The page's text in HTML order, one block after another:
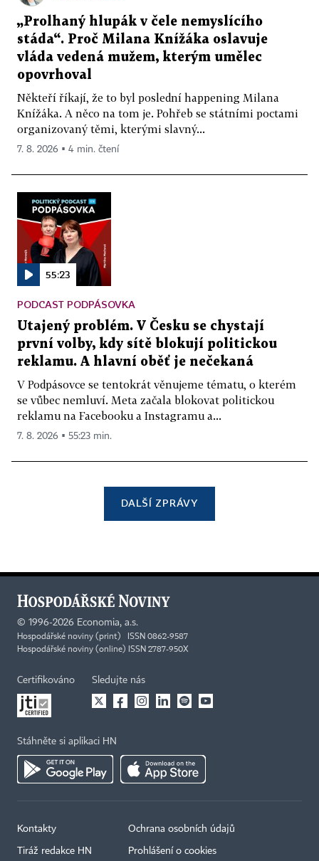
„Prolhaný hlupák v čele nemyslícího
stáda“. Proč Milana Knížáka oslavuje
vláda vedená mužem, kterým umělec
opovrhoval
Někteří říkají, že to byl poslední happening Milana
Knížáka. A něco na tom je. Pohřeb se státními poctami
organizovaný těmi, kterými slavný...
7. 8. 2026 ▪ 4 min. čtení
55:23
PODCAST PODPÁSOVKA
Utajený problém. V Česku se chystají
první volby, kdy sítě blokují politickou
reklamu. A hlavní oběť je nečekaná
V Podpásovce se tentokrát věnujeme tématu, o kterém
se vůbec nemluví. Meta začala blokovat politickou
reklamu na Facebooku a Instagramu a...
7. 8. 2026 ▪ 55:23 min.
DALŠÍ ZPRÁVY
© 1996-2026 Economia, a.s.
Hospodářské noviny (print) ISSN 0862-9587
Hospodářské noviny (online) ISSN 2787-950X
Certifikováno Sledujte nás
Stáhněte si aplikaci HN
Kontakty
Tiráž redakce HN
Ochrana osobních údajů
Prohlášení o cookies